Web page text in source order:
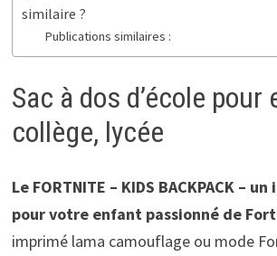
similaire ?
Publications similaires :
Sac à dos d’école pour
collège, lycée
Le FORTNITE – KIDS BACKPACK –
pour votre enfant passionné de
imprimé lama camouflage ou mode